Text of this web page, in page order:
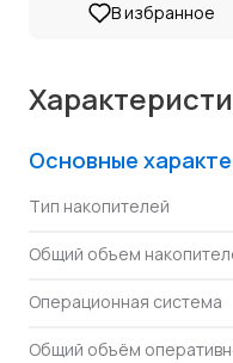
В избранное
Основные
Тип накопителей
Общий объем
Операционная система
Общий объём